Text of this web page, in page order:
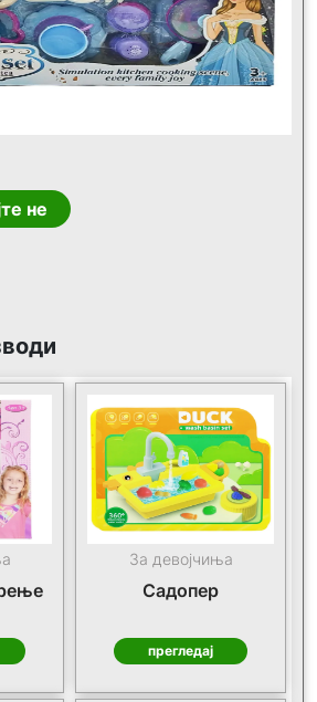
не
За девојчиња
Садопер
прегледај